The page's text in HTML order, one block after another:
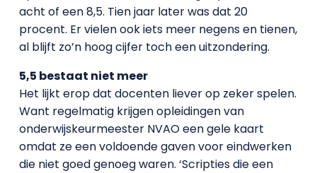
acht of een 8,5. Tien jaar later was dat 20
procent. Er vielen ook iets meer negens en tienen,
al blijft zo’n hoog cijfer toch een uitzondering.
5,5 bestaat niet meer
Het lijkt erop dat docenten liever op zeker spelen.
Want regelmatig krijgen opleidingen van
onderwijskeurmeester NVAO een gele kaart
omdat ze een voldoende gaven voor eindwerken
die niet goed genoeg waren. ‘Scripties die een